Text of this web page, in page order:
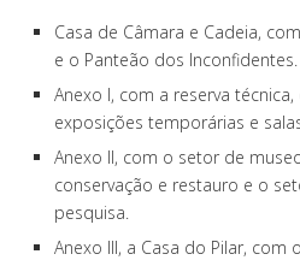
Casa de Câmara e Cadeia,
e o Panteão dos Inconfidentes.
Anexo I, com a reserva
exposições temporárias e
Anexo II, com o setor de
conservação e restauro e o
pesquisa.
Anexo III, a Casa do Pilar, com